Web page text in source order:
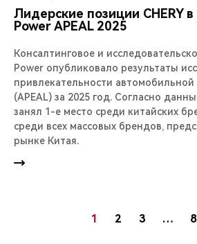
Лидерские позиции CHERY в
Power APEAL 2025
Консалтинговое и
Power опубликовало результаты
привлекательности
(APEAL) за 2025 год. Согласно
занял 1-е место среди китайских
среди всех массовых брендов,
рынке Китая.
1 2 3 …